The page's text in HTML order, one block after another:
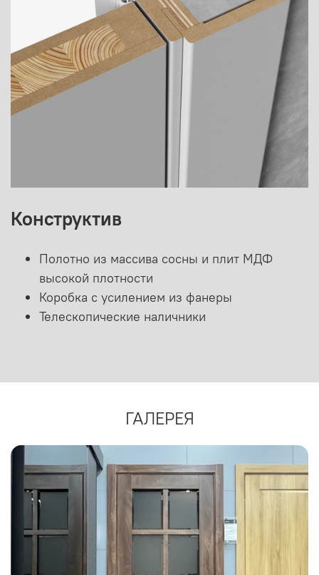
Конструктив
Полотно из массива сосны и плит МДФ
высокой плотности
Коробка с усилением из фанеры
Телескопические наличники
ГАЛЕРЕЯ